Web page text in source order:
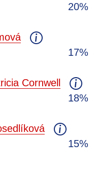
20%
17%
Cornwell
18%
15%